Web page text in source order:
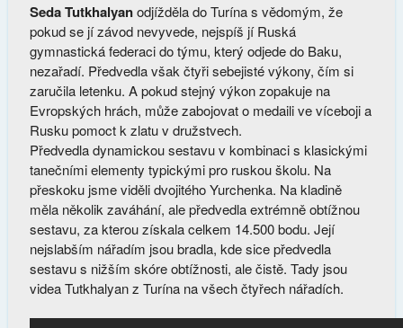
Seda Tutkhalyanodjížděla do Turína s vědomým, že
pokud se jí závod nevyvede, nejspíš jí Ruská
gymnastická federaci do týmu, který odjede do Baku,
nezařadí. Předvedla však čtyři sebejisté výkony, čím si
zaručila letenku. A pokud stejný výkon zopakuje na
Evropských hrách, může zabojovat o medaili ve víceboji a
Rusku pomoct k zlatu v družstvech.
Předvedla dynamickou sestavu v kombinaci s klasickými
tanečními elementy typickými pro ruskou školu. Na
přeskoku jsme viděli dvojitého Yurchenka. Na kladině
měla několik zaváhání, ale předvedla extrémně obtížnou
sestavu, za kterou získala celkem 14.500 bodu. Její
nejslabším nářadím jsou bradla, kde sice předvedla
sestavu s nižším skóre obtížnosti, ale čistě. Tady jsou
videa Tutkhalyan z Turína na všech čtyřech nářadích.